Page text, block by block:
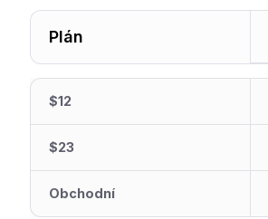
Plán
$12
$23
Obchodní